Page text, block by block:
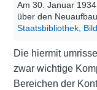
Am 30. Januar
über den
Staatsbibliothek,
Die hiermit
zwar wichtige
Bereichen der